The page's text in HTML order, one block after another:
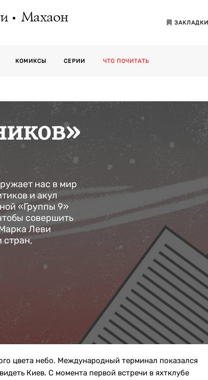
Махаон ЗАКЛАДКИ
КОМИКСЫ СЕРИИ ЧТО ПОЧИТАТЬ
нас в мир
и акул
«Группы 9»
совершить
Леви
стран,
цвета небо. Международный терминал показался
Киев. С момента первой встречи в яхтклубе